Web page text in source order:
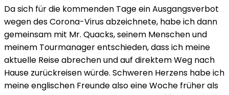
Da sich für die kommenden Tage ein Ausgangsverbot
wegen des Corona-Virus abzeichnete, habe ich dann
gemeinsam mit Mr. Quacks, seinem Menschen und
meinem Tourmanager entschieden, dass ich meine
aktuelle Reise abrechen und auf direktem Weg nach
Hause zurückreisen würde. Schweren Herzens habe ich
meine englischen Freunde also eine Woche früher als